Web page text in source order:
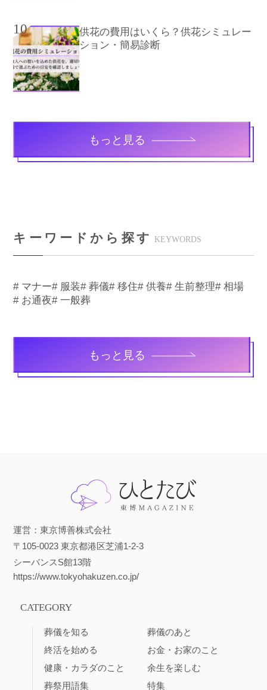
10
供花の費用はいくら？供花シミュレー
ション・簡易診断
もっと見る
キーワードから探す KEYWORDS
# マナー# 服装# 葬儀# 移住# 供養# 生前整理# 相場
# お通夜# 一般葬
もっと見る
運営：東京博善株式会社
〒105-0023 東京都港区芝浦1-2-3
シーバンスS館13階
https://www.tokyohakuzen.co.jp/
CATEGORY
葬儀を知る
葬儀のあと
終活を始める
お金・お家のこと
健康・カラダのこと
余生を楽しむ
葬祭用語集
特集